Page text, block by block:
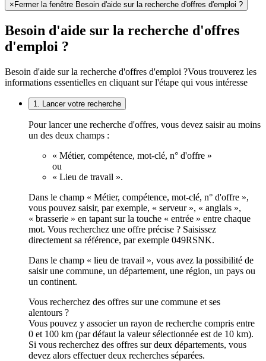
× Fermer la fenêtre Besoin d'aide sur la recherche d'offres d'emploi ?
Besoin d'aide sur la recherche d'offres
d'emploi ?
Besoin d'aide sur la recherche d'offres d'emploi ?Vous trouverez les
informations essentielles en cliquant sur l'étape qui vous intéresse
1. Lancer votre recherche
Pour lancer une recherche d'offres, vous devez saisir au moins
un des deux champs :
« Métier, compétence, mot-clé, n° d'offre »
ou
« Lieu de travail ».
Dans le champ « Métier, compétence, mot-clé, n° d'offre »,
vous pouvez saisir, par exemple, « serveur », « anglais »,
« brasserie » en tapant sur la touche « entrée » entre chaque
mot. Vous recherchez une offre précise ? Saisissez
directement sa référence, par exemple 049RSNK.
Dans le champ « lieu de travail », vous avez la possibilité de
saisir une commune, un département, une région, un pays ou
un continent.
Vous recherchez des offres sur une commune et ses
alentours ?
Vous pouvez y associer un rayon de recherche compris entre
0 et 100 km (par défaut la valeur sélectionnée est de 10 km).
Si vous recherchez des offres sur deux départements, vous
devez alors effectuer deux recherches séparées.